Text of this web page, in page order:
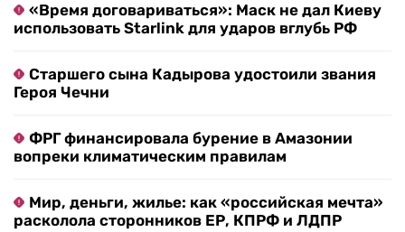
«Время договариваться»: Маск не дал Киеву
использовать Starlink для ударов вглубь РФ
Старшего сына Кадырова удостоили звания
Героя Чечни
ФРГ финансировала бурение в Амазонии
вопреки климатическим правилам
Мир, деньги, жилье: как «российская мечта»
расколола сторонников ЕР, КПРФ и ЛДПР